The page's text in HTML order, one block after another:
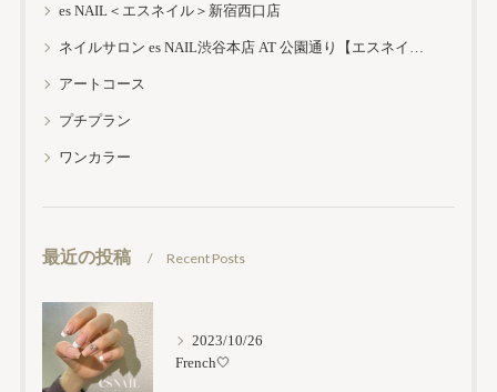
es NAIL＜エスネイル＞新宿西口店
ネイルサロン es NAIL渋谷本店 AT 公園通り【エスネイル渋谷本店】
アートコース
プチプラン
ワンカラー
最近の投稿 Recent Posts
2023/10/26
French🤍